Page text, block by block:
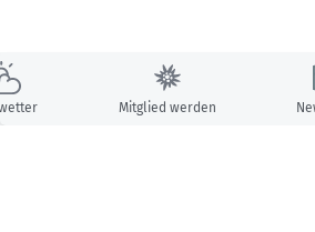
Mitglied werden